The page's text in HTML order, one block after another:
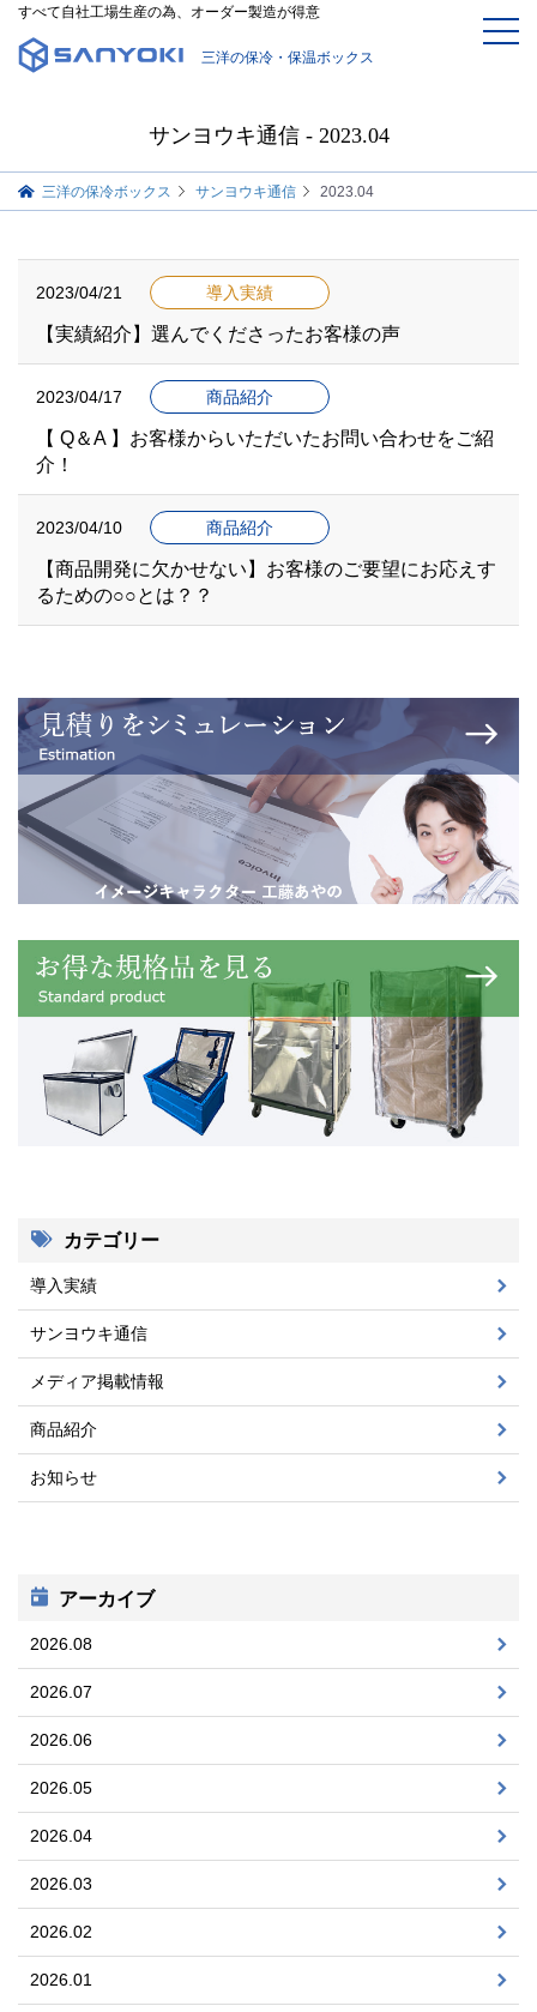
すべて自社工場生産の為、オーダー製造が得意
三洋の保冷・保温ボックス
サンヨウキ通信 - 2023.04
三洋の保冷ボックス サンヨウキ通信 2023.04
2023/04/21 導入実績
【実績紹介】選んでくださったお客様の声
2023/04/17 商品紹介
【 Q＆A 】お客様からいただいたお問い合わせをご紹
介！
2023/04/10 商品紹介
【商品開発に欠かせない】お客様のご要望にお応えす
るための○○とは？？
カテゴリー
導入実績
サンヨウキ通信
メディア掲載情報
商品紹介
お知らせ
アーカイブ
2026.08
2026.07
2026.06
2026.05
2026.04
2026.03
2026.02
2026.01